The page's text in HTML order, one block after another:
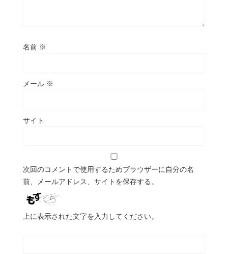
名前 ※
メール ※
サイト
次回のコメントで使用するためブラウザーに自分の名
前、メールアドレス、サイトを保存する。
上に表示された文字を入力してください。